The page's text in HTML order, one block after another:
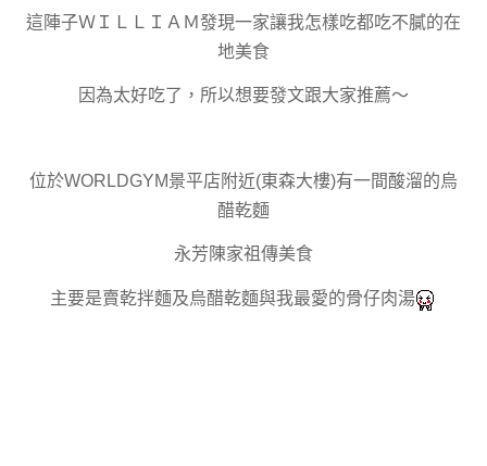
這陣子ＷＩＬＬＩＡＭ發現一家讓我怎樣吃都吃不膩的在
地美食
因為太好吃了，所以想要發文跟大家推薦～
位於WORLDGYM景平店附近(東森大樓)有一間酸溜的烏
醋乾麵
永芳陳家祖傳美食
主要是賣乾拌麵及烏醋乾麵與我最愛的骨仔肉湯